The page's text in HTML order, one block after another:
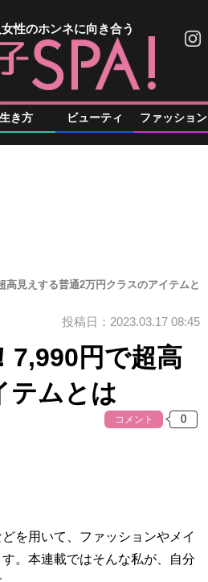
性のホンネに向き合う
生き方 ビューティ ファッション
見えする普通2万円クラスのアイテムと
投稿日：2023.03.17 08:45
7,990円で超高
テムとは
コメント
を用いて、ファッションやメイ
。本連載ではそんな私が、自分